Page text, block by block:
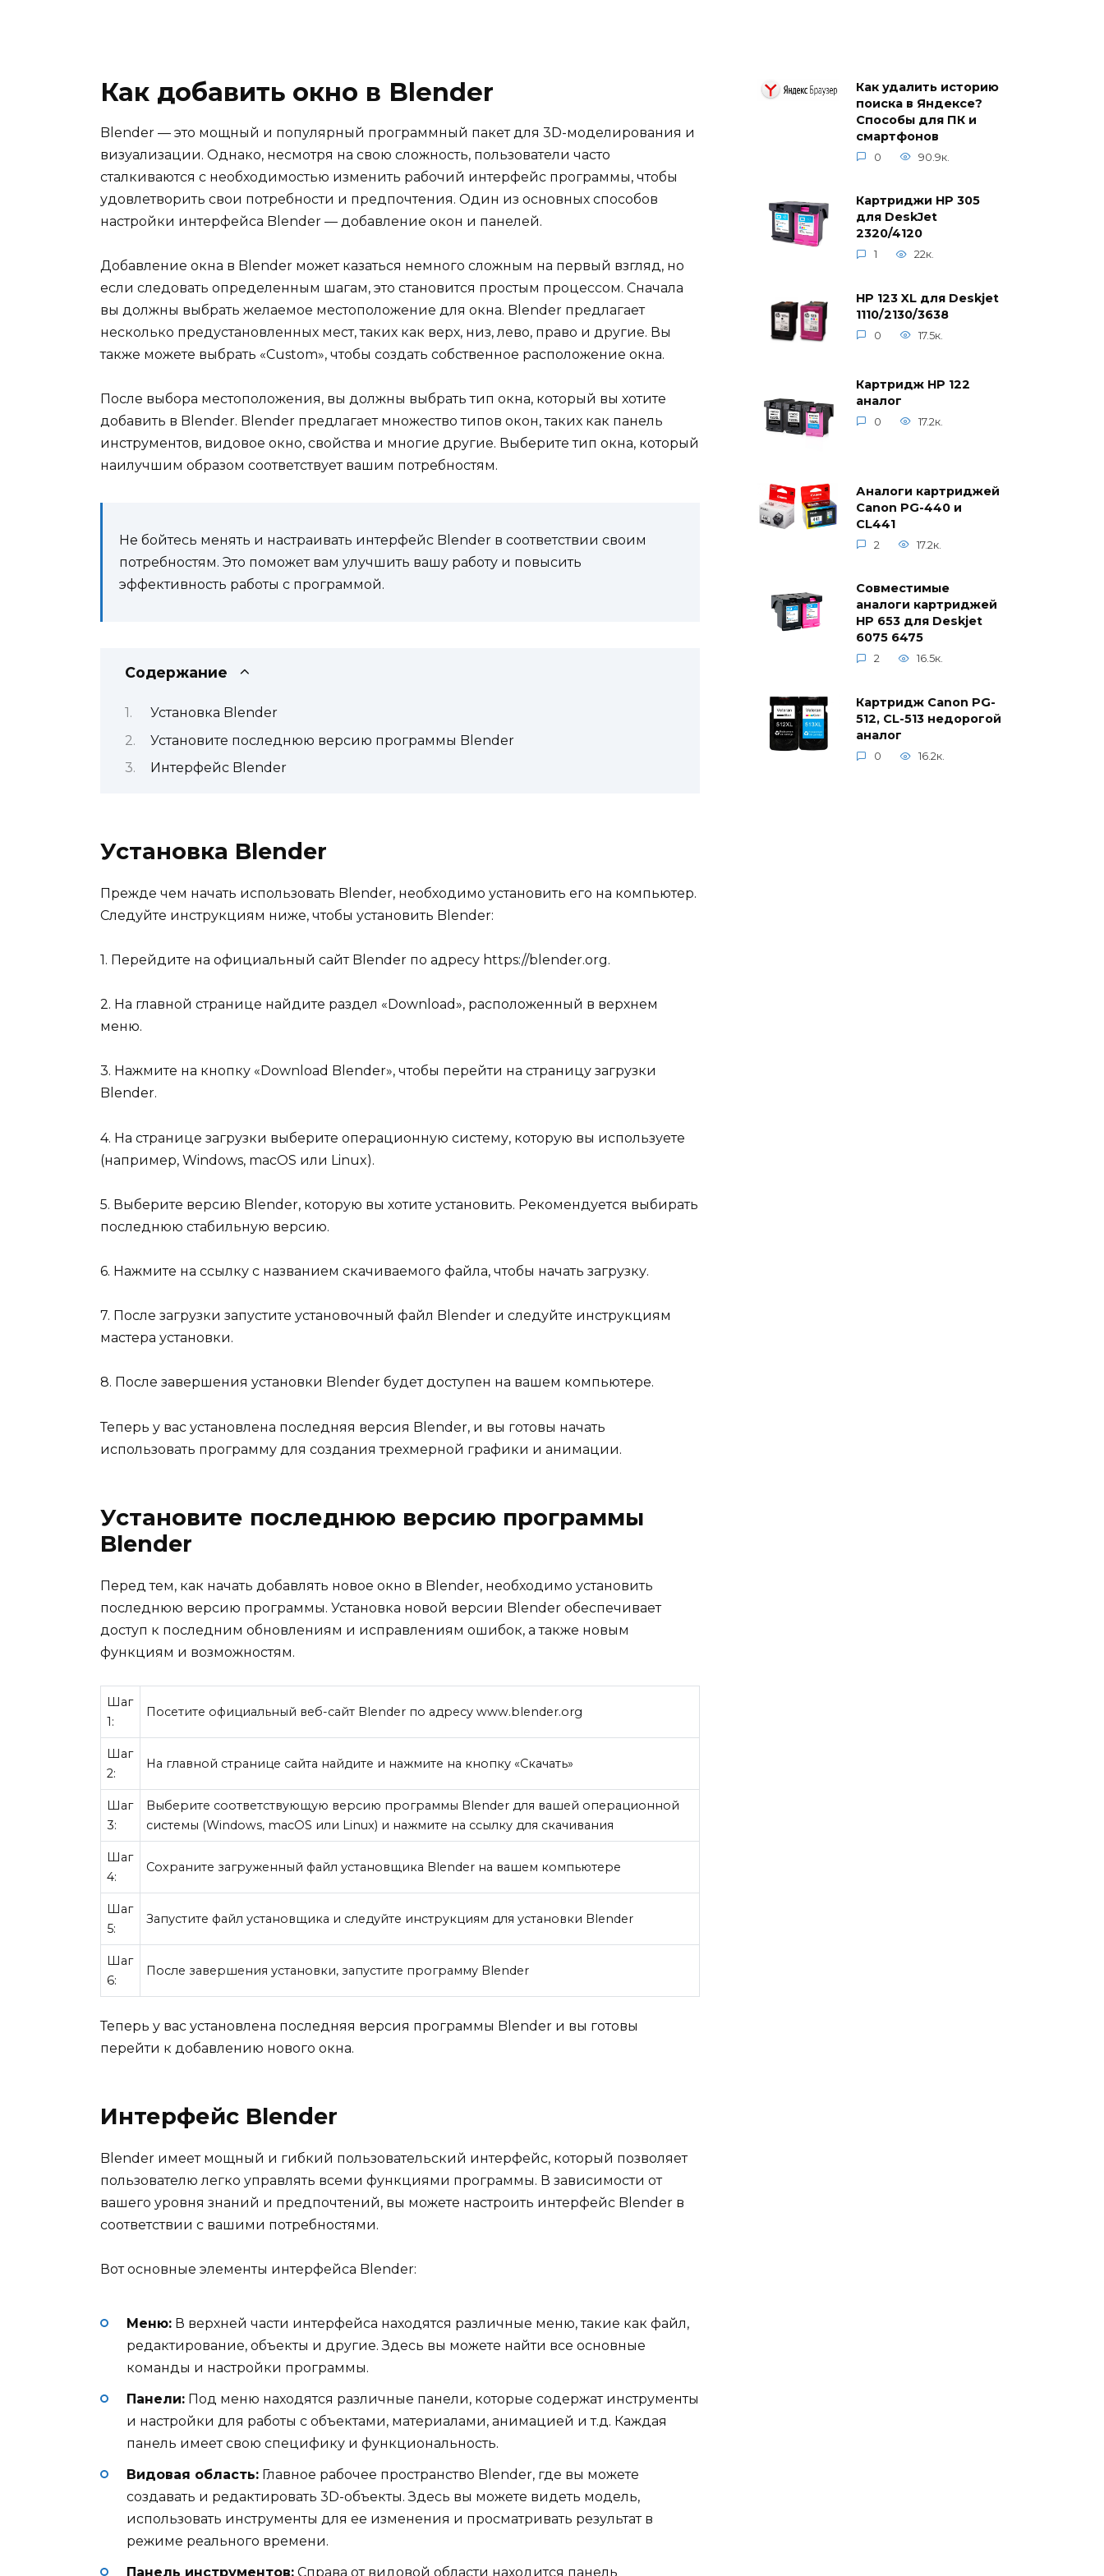
Как добавить окно в Blender
Blender — это мощный и популярный программный пакет для 3D-моделирования и
визуализации. Однако, несмотря на свою сложность, пользователи часто
сталкиваются с необходимостью изменить рабочий интерфейс программы, чтобы
удовлетворить свои потребности и предпочтения. Один из основных способов
настройки интерфейса Blender — добавление окон и панелей.
Добавление окна в Blender может казаться немного сложным на первый взгляд, но
если следовать определенным шагам, это становится простым процессом. Сначала
вы должны выбрать желаемое местоположение для окна. Blender предлагает
несколько предустановленных мест, таких как верх, низ, лево, право и другие. Вы
также можете выбрать «Custom», чтобы создать собственное расположение окна.
После выбора местоположения, вы должны выбрать тип окна, который вы хотите
добавить в Blender. Blender предлагает множество типов окон, таких как панель
инструментов, видовое окно, свойства и многие другие. Выберите тип окна, который
наилучшим образом соответствует вашим потребностям.
Не бойтесь менять и настраивать интерфейс Blender в соответствии своим
потребностям. Это поможет вам улучшить вашу работу и повысить
эффективность работы с программой.
Содержание
Установка Blender
Установите последнюю версию программы Blender
Интерфейс Blender
Установка Blender
Прежде чем начать использовать Blender, необходимо установить его на компьютер.
Следуйте инструкциям ниже, чтобы установить Blender:
1. Перейдите на официальный сайт Blender по адресу https://blender.org.
2. На главной странице найдите раздел «Download», расположенный в верхнем
меню.
3. Нажмите на кнопку «Download Blender», чтобы перейти на страницу загрузки
Blender.
4. На странице загрузки выберите операционную систему, которую вы используете
(например, Windows, macOS или Linux).
5. Выберите версию Blender, которую вы хотите установить. Рекомендуется выбирать
последнюю стабильную версию.
6. Нажмите на ссылку с названием скачиваемого файла, чтобы начать загрузку.
7. После загрузки запустите установочный файл Blender и следуйте инструкциям
мастера установки.
8. После завершения установки Blender будет доступен на вашем компьютере.
Теперь у вас установлена последняя версия Blender, и вы готовы начать
использовать программу для создания трехмерной графики и анимации.
Установите последнюю версию программы
Blender
Перед тем, как начать добавлять новое окно в Blender, необходимо установить
последнюю версию программы. Установка новой версии Blender обеспечивает
доступ к последним обновлениям и исправлениям ошибок, а также новым
функциям и возможностям.
Шаг
1:
Посетите официальный веб-сайт Blender по адресу www.blender.org
Шаг
2:
На главной странице сайта найдите и нажмите на кнопку «Скачать»
Шаг
3:
Выберите соответствующую версию программы Blender для вашей операционной
системы (Windows, macOS или Linux) и нажмите на ссылку для скачивания
Шаг
4:
Сохраните загруженный файл установщика Blender на вашем компьютере
Шаг
5:
Запустите файл установщика и следуйте инструкциям для установки Blender
Шаг
6:
После завершения установки, запустите программу Blender
Теперь у вас установлена последняя версия программы Blender и вы готовы
перейти к добавлению нового окна.
Интерфейс Blender
Blender имеет мощный и гибкий пользовательский интерфейс, который позволяет
пользователю легко управлять всеми функциями программы. В зависимости от
вашего уровня знаний и предпочтений, вы можете настроить интерфейс Blender в
соответствии с вашими потребностями.
Вот основные элементы интерфейса Blender:
Меню: В верхней части интерфейса находятся различные меню, такие как файл,
редактирование, объекты и другие. Здесь вы можете найти все основные
команды и настройки программы.
Панели: Под меню находятся различные панели, которые содержат инструменты
и настройки для работы с объектами, материалами, анимацией и т.д. Каждая
панель имеет свою специфику и функциональность.
Видовая область: Главное рабочее пространство Blender, где вы можете
создавать и редактировать 3D-объекты. Здесь вы можете видеть модель,
использовать инструменты для ее изменения и просматривать результат в
режиме реального времени.
Панель инструментов: Справа от видовой области находится панель
Как удалить историю
поиска в Яндексе?
Способы для ПК и
смартфонов
0 90.9к.
Картриджи HP 305
для DeskJet
2320/4120
1 22к.
HP 123 XL для Deskjet
1110/2130/3638
0 17.5к.
Картридж HP 122
аналог
0 17.2к.
Аналоги картриджей
Canon PG-440 и
CL441
2 17.2к.
Совместимые
аналоги картриджей
HP 653 для Deskjet
6075 6475
2 16.5к.
Картридж Canon PG-
512, CL-513 недорогой
аналог
0 16.2к.